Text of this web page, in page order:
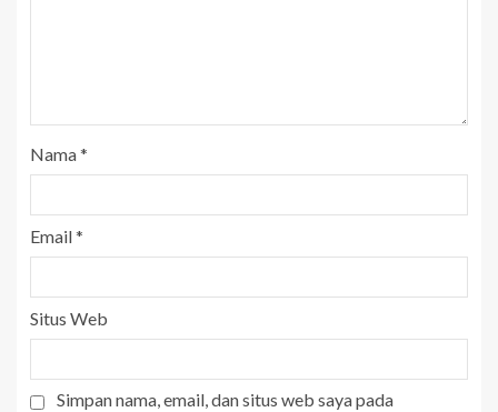
Nama*
Email*
Situs Web
Simpan nama, email, dan situs web saya pada